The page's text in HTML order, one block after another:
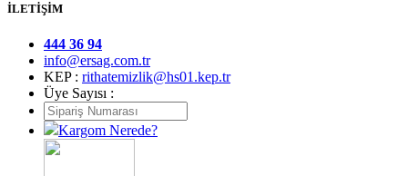
İLETİŞİM
444 36 94
info@ersag.com.tr
KEP : rithatemizlik@hs01.kep.tr
Üye Sayısı :
Kargom Nerede?